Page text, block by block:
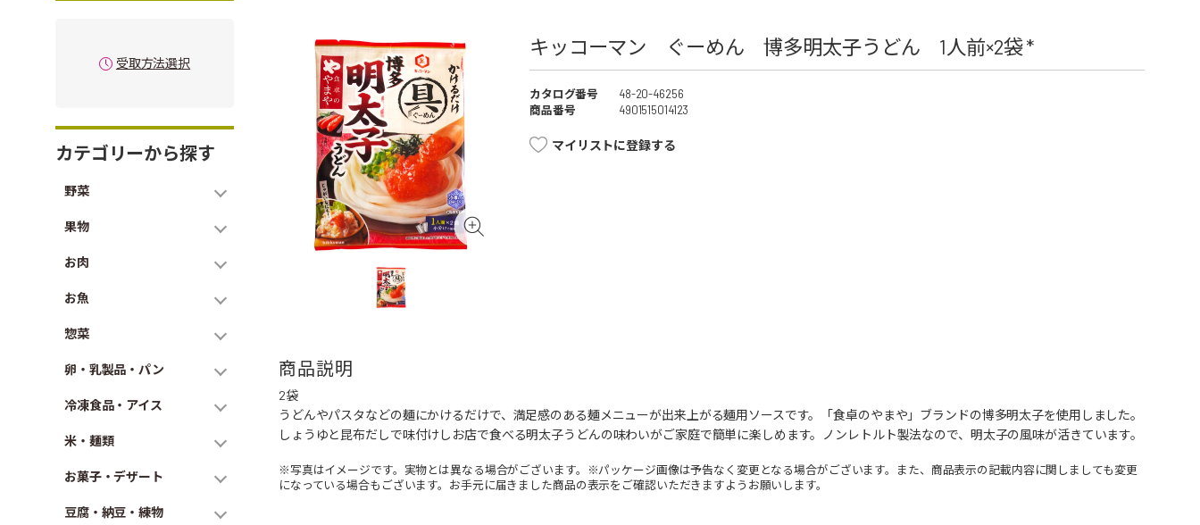
受取方法選択
カテゴリーから探す
野菜
果物
お肉
お魚
惣菜
卵・乳製品・パン
冷凍食品・アイス
米・麺類
お菓子・デザート
豆腐・納豆・練物
キッコーマン ぐーめん 博多明太子うどん 1人前×2袋 *
カタログ番号
48-20-46256
商品番号
4901515014123
マイリストに登録する
商品説明
2袋
うどんやパスタなどの麺にかけるだけで、満足感のある麺メニューが出来上がる麺用ソースです。「食卓のやまや」ブランドの博多明太子を使用しました。
しょうゆと昆布だしで味付けしお店で食べる明太子うどんの味わいがご家庭で簡単に楽しめます。ノンレトルト製法なので、明太子の風味が活きています。
※写真はイメージです。実物とは異なる場合がございます。※パッケージ画像は予告なく変更となる場合がございます。また、商品表示の記載内容に関しましても変更
になっている場合もございます。お手元に届きました商品の表示をご確認いただきますようお願いします。